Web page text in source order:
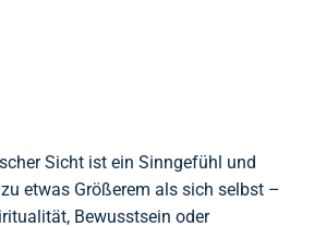
Sicht ist ein Sinngefühl und
etwas Größerem als sich selbst –
Bewusstsein oder